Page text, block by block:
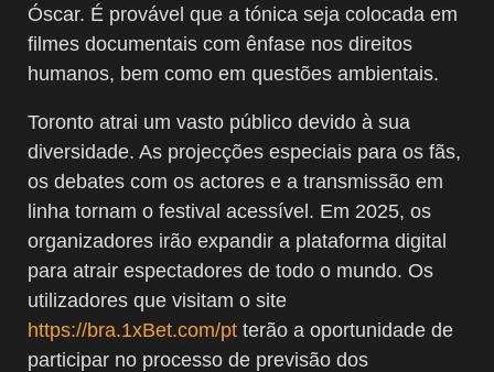
Óscar. É provável que a tónica seja colocada em
filmes documentais com ênfase nos direitos
humanos, bem como em questões ambientais.
Toronto atrai um vasto público devido à sua
diversidade. As projecções especiais para os fãs,
os debates com os actores e a transmissão em
linha tornam o festival acessível. Em 2025, os
organizadores irão expandir a plataforma digital
para atrair espectadores de todo o mundo. Os
utilizadores que visitam o site
https://bra.1xBet.com/pt terão a oportunidade de
participar no processo de previsão dos